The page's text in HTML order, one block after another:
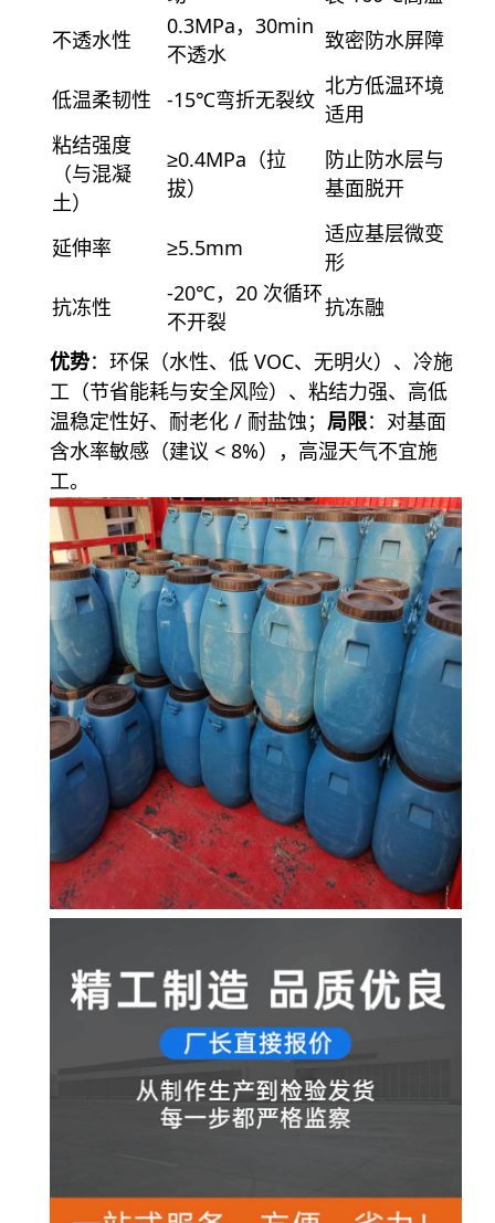
不透水性
0.3MPa，30min
不透水
致密防水屏障
低温柔韧性 -15℃弯折无裂纹
北方低温环境
适用
粘结强度
（与混凝
土）
≥0.4MPa（拉
拔）
防止防水层与
基面脱开
延伸率 ≥5.5mm
适应基层微变
形
抗冻性
-20℃，20 次循环
不开裂
抗冻融
优势：环保（水性、低 VOC、无明火）、冷施
工（节省能耗与安全风险）、粘结力强、高低
温稳定性好、耐老化 / 耐盐蚀； 局限：对基面
含水率敏感（建议 < 8%），高湿天气不宜施
工。